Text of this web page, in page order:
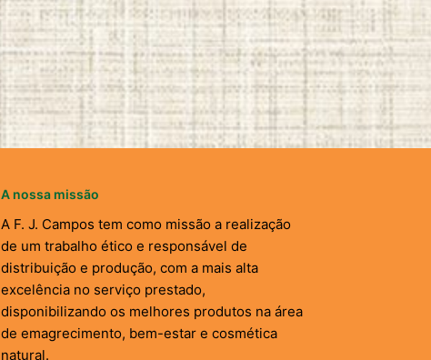
A nossa missão
A F. J. Campos tem como missão a realização
de um trabalho ético e responsável de
distribuição e produção, com a mais alta
excelência no serviço prestado,
disponibilizando os melhores produtos na área
de emagrecimento, bem-estar e cosmética
natural.